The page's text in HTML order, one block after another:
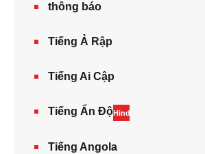
thông báo
Tiếng Ả Rập
Tiếng Ai Cập
Tiếng Ấn ĐộHindi
Tiếng Angola